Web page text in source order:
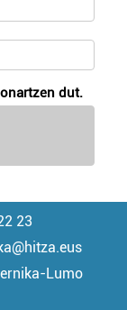
dut.
23
Lumo